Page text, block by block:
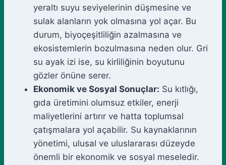
yeraltı suyu seviyelerinin düşmesine ve
sulak alanların yok olmasına yol açar. Bu
durum, biyoçeşitliliğin azalmasına ve
ekosistemlerin bozulmasına neden olur. Gri
su ayak izi ise, su kirliliğinin boyutunu
gözler önüne serer.
Ekonomik ve Sosyal Sonuçlar: Su kıtlığı,
gıda üretimini olumsuz etkiler, enerji
maliyetlerini artırır ve hatta toplumsal
çatışmalara yol açabilir. Su kaynaklarının
yönetimi, ulusal ve uluslararası düzeyde
önemli bir ekonomik ve sosyal meseledir.